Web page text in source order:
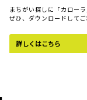
詳しくはこちら
2026-07-13
まちがい探しに「カロー
ぜひ、ダウンロードしてご
詳しくはこちら